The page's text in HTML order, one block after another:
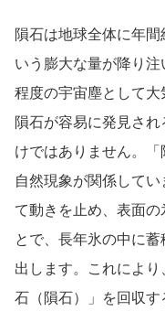
隕石は地球全体に年
いう膨大な量が降り
程度の宇宙塵として
隕石が容易に発見さ
けではありません。
自然現象が関係して
て動きを止め、表面
とで、長年氷の中に
出します。これによ
石（隕石）」を回収す